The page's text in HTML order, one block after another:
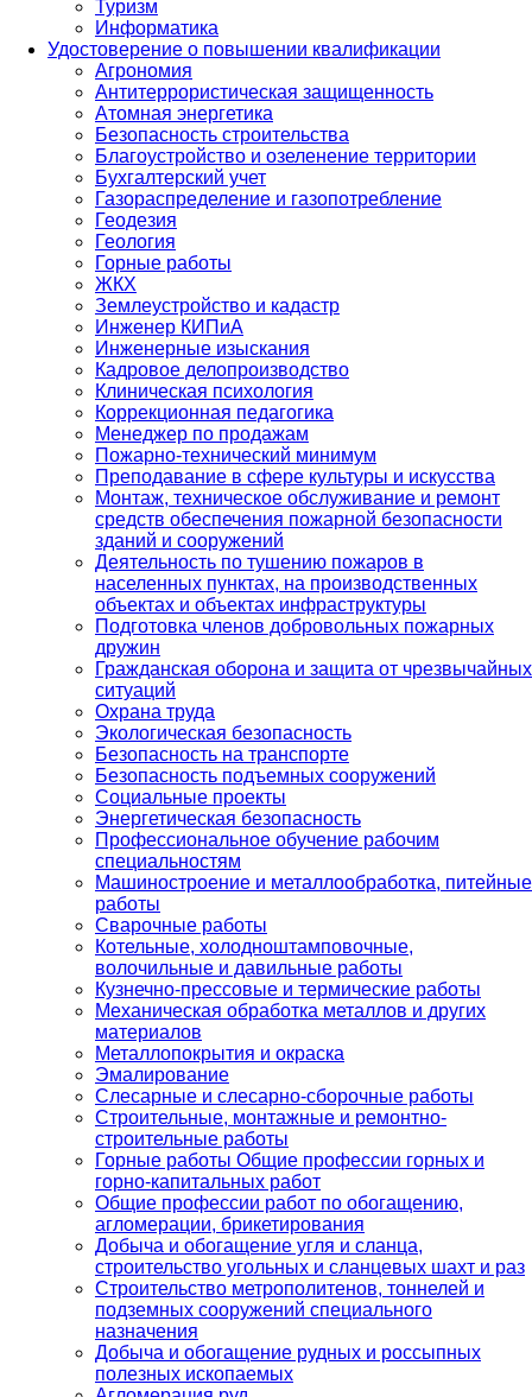
Туризм
Информатика
Удостоверение о повышении квалификации
Агрономия
Антитеррористическая защищенность
Атомная энергетика
Безопасность строительства
Благоустройство и озеленение территории
Бухгалтерский учет
Газораспределение и газопотребление
Геодезия
Геология
Горные работы
ЖКХ
Землеустройство и кадастр
Инженер КИПиА
Инженерные изыскания
Кадровое делопроизводство
Клиническая психология
Коррекционная педагогика
Менеджер по продажам
Пожарно-технический минимум
Преподавание в сфере культуры и искусства
Монтаж, техническое обслуживание и ремонт
средств обеспечения пожарной безопасности
зданий и сооружений
Деятельность по тушению пожаров в
населенных пунктах, на производственных
объектах и объектах инфраструктуры
Подготовка членов добровольных пожарных
дружин
Гражданская оборона и защита от чрезвычайных
ситуаций
Охрана труда
Экологическая безопасность
Безопасность на транспорте
Безопасность подъемных сооружений
Социальные проекты
Энергетическая безопасность
Профессиональное обучение рабочим
специальностям
Машиностроение и металлообработка, питейные
работы
Сварочные работы
Котельные, холодноштамповочные,
волочильные и давильные работы
Кузнечно-прессовые и термические работы
Механическая обработка металлов и других
материалов
Металлопокрытия и окраска
Эмалирование
Слесарные и слесарно-сборочные работы
Строительные, монтажные и ремонтно-
строительные работы
Горные работы Общие профессии горных и
горно-капитальных работ
Общие профессии работ по обогащению,
агломерации, брикетирования
Добыча и обогащение угля и сланца,
строительство угольных и сланцевых шахт и раз
Строительство метрополитенов, тоннелей и
подземных сооружений специального
назначения
Добыча и обогащение рудных и россыпных
полезных ископаемых